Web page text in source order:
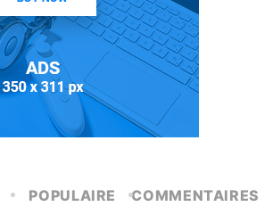
POPULAIRE COMMENTAIRES